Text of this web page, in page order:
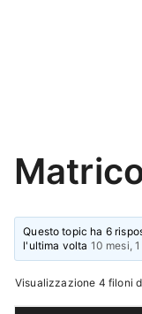
Questo topic ha 6
l'ultima volta 10 mesi,
Visualizzazione 4 filoni